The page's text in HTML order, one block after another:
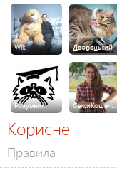
Wik Дворецький
Розумник СексиКошеч…
Корисне
Правила